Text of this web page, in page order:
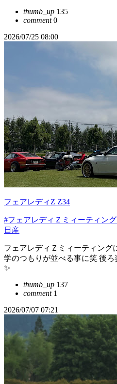
thumb_up 135
comment0
2026/07/25 08:00
フェアレディZ Z34
#フェアレディＺミィーティン
日産
フェアレディＺミィーティング
学のつもりが並べる事に笑 後
✨
thumb_up 137
comment1
2026/07/07 07:21